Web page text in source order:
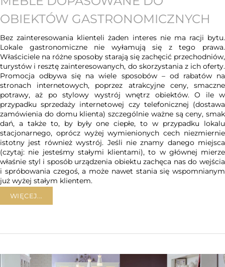
OBIEKTÓW GASTRONOMICZNYCH
Bez zainteresowania klienteli żaden interes nie ma racji bytu.
Lokale gastronomiczne nie wyłamują się z tego prawa.
Właściciele na różne sposoby starają się zachęcić przechodniów,
turystów i resztę zainteresowanych, do skorzystania z ich oferty.
Promocja odbywa się na wiele sposobów – od rabatów na
stronach internetowych, poprzez atrakcyjne ceny, smaczne
potrawy, aż po stylowy wystrój wnętrz obiektów. O ile w
przypadku sprzedaży internetowej czy telefonicznej (dostawa
zamówienia do domu klienta) szczególnie ważne są ceny, smak
dań, a także to, by były one ciepłe, to w przypadku lokalu
stacjonarnego, oprócz wyżej wymienionych cech niezmiernie
istotny jest również wystrój. Jeśli nie znamy danego miejsca
(czytaj: nie jesteśmy stałymi klientami), to w głównej mierze
właśnie styl i sposób urządzenia obiektu zachęca nas do wejścia
i spróbowania czegoś, a może nawet stania się wspomnianym
już wyżej stałym klientem.
WIĘCEJ...